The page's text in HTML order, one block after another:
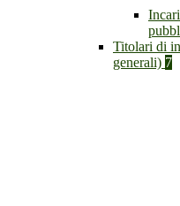
Titolari di
generali) 7